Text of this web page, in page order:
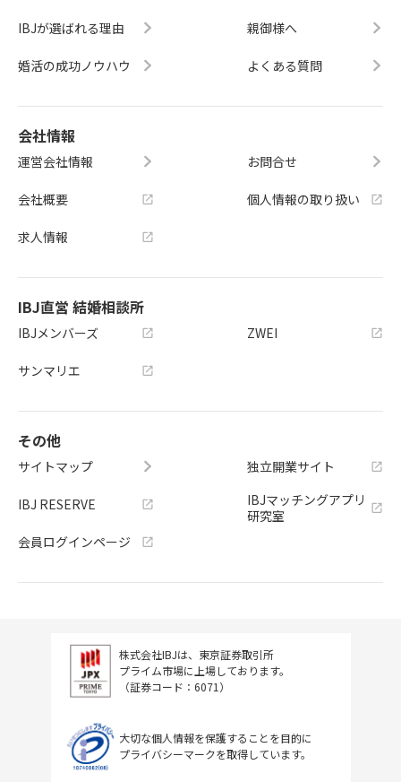
IBJが選ばれる理由
婚活の成功ノウハウ
親御様へ
よくある質問
会社情報
運営会社情報
会社概要
求人情報
お問合せ
個人情報の取り扱い
IBJ直営 結婚相談所
IBJメンバーズ
サンマリエ
ZWEI
その他
サイトマップ
IBJ RESERVE
会員ログインページ
独立開業サイト
IBJマッチングアプリ
研究室
株式会社IBJは、東京証券取引所
プライム市場に上場しております。
（証券コード：6071）
大切な個人情報を保護することを目的に
プライバシーマークを取得しています。